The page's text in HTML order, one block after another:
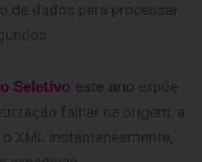
de dados para processar
Seletivo este ano expõe
falhar na origem, a
XML instantaneamente,